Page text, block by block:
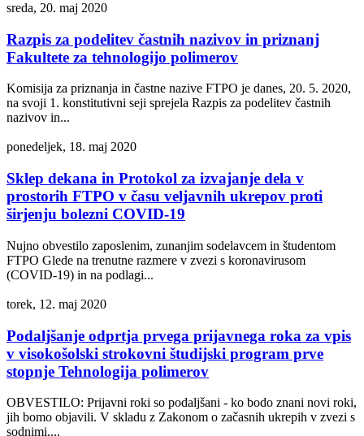
sreda, 20. maj 2020
Razpis za podelitev častnih nazivov in priznanj
Fakultete za tehnologijo polimerov
Komisija za priznanja in častne nazive FTPO je danes, 20. 5. 2020,
na svoji 1. konstitutivni seji sprejela Razpis za podelitev častnih
nazivov in...
ponedeljek, 18. maj 2020
Sklep dekana in Protokol za izvajanje dela v
prostorih FTPO v času veljavnih ukrepov proti
širjenju bolezni COVID-19
Nujno obvestilo zaposlenim, zunanjim sodelavcem in študentom
FTPO Glede na trenutne razmere v zvezi s koronavirusom
(COVID-19) in na podlagi...
torek, 12. maj 2020
Podaljšanje odprtja prvega prijavnega roka za vpis
v visokošolski strokovni študijski program prve
stopnje Tehnologija polimerov
OBVESTILO: Prijavni roki so podaljšani - ko bodo znani novi roki,
jih bomo objavili. V skladu z Zakonom o začasnih ukrepih v zvezi s
sodnimi,...